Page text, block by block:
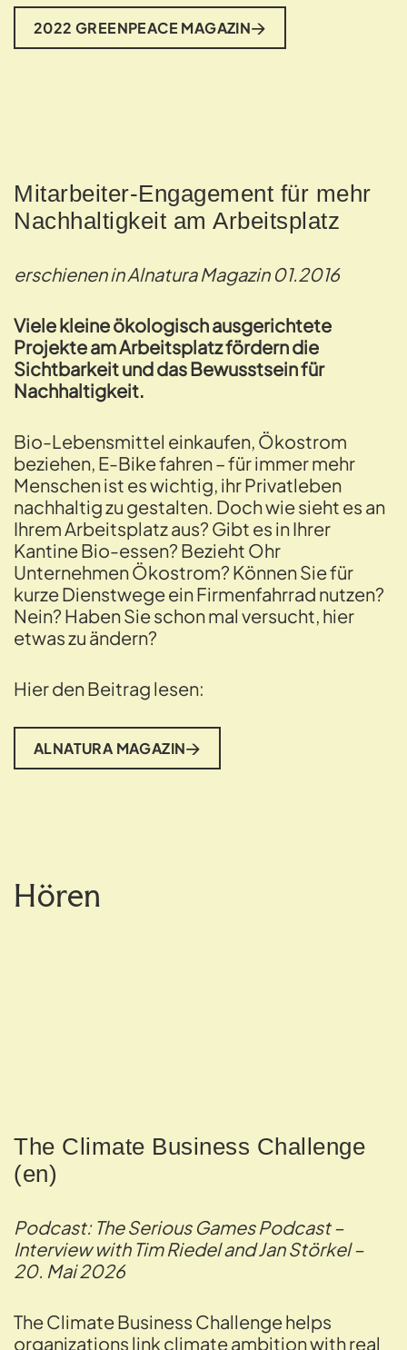
2022 GREENPEACE MAGAZIN
Mitarbeiter-Engagement für mehr
Nachhaltigkeit am Arbeitsplatz
erschienen in Alnatura Magazin 01.2016
Viele kleine ökologisch ausgerichtete
Projekte am Arbeitsplatz fördern die
Sichtbarkeit und das Bewusstsein für
Nachhaltigkeit.
Bio-Lebensmittel einkaufen, Ökostrom
beziehen, E-Bike fahren – für immer mehr
Menschen ist es wichtig, ihr Privatleben
nachhaltig zu gestalten. Doch wie sieht es an
Ihrem Arbeitsplatz aus? Gibt es in Ihrer
Kantine Bio-essen? Bezieht Ohr
Unternehmen Ökostrom? Können Sie für
kurze Dienstwege ein Firmenfahrrad nutzen?
Nein? Haben Sie schon mal versucht, hier
etwas zu ändern?
Hier den Beitrag lesen:
ALNATURA MAGAZIN
Hören
The Climate Business Challenge
(en)
Podcast: The Serious Games Podcast –
Interview with Tim Riedel and Jan Störkel –
20. Mai 2026
The Climate Business Challenge helps
organizations link climate ambition with real